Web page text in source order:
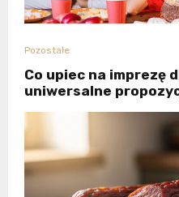
Pozostałe
Co upiec na imprezę
uniwersalne